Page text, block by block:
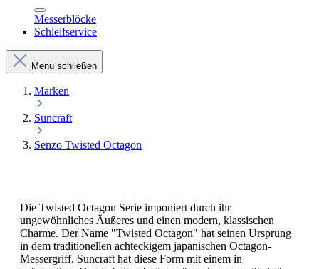
Messerblöcke
Schleifservice
Menü schließen
Marken
Suncraft
Senzo Twisted Octagon
Die Twisted Octagon Serie imponiert durch ihr
ungewöhnliches Äußeres und einen modern, klassischen
Charme. Der Name "Twisted Octagon" hat seinen Ursprung
in dem traditionellen achteckigem japanischen Octagon-
Messergriff. Suncraft hat diese Form mit einem in